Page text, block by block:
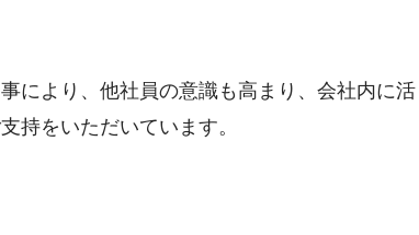
により、他社員の意識も高まり、会社内に活
持をいただいています。